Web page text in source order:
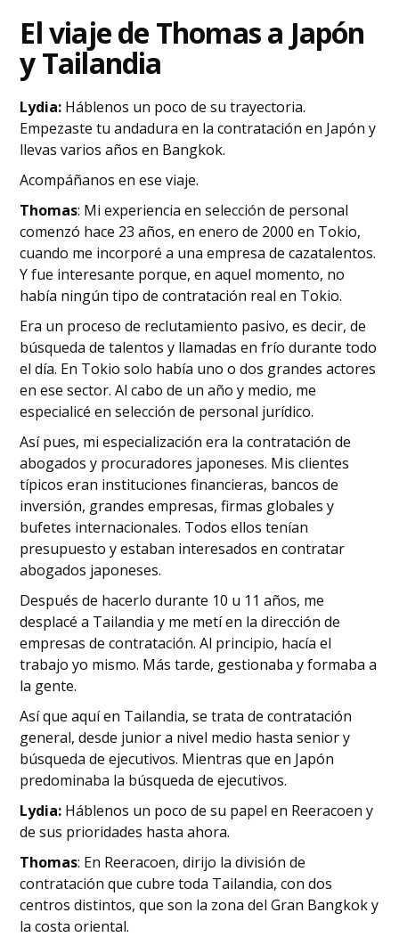
El viaje de Thomas a Japón
y Tailandia
Lydia: Háblenos un poco de su trayectoria.
Empezaste tu andadura en la contratación en Japón y
llevas varios años en Bangkok.
Acompáñanos en ese viaje.
Thomas: Mi experiencia en selección de personal
comenzó hace 23 años, en enero de 2000 en Tokio,
cuando me incorporé a una empresa de cazatalentos.
Y fue interesante porque, en aquel momento, no
había ningún tipo de contratación real en Tokio.
Era un proceso de reclutamiento pasivo, es decir, de
búsqueda de talentos y llamadas en frío durante todo
el día. En Tokio solo había uno o dos grandes actores
en ese sector. Al cabo de un año y medio, me
especialicé en selección de personal jurídico.
Así pues, mi especialización era la contratación de
abogados y procuradores japoneses. Mis clientes
típicos eran instituciones financieras, bancos de
inversión, grandes empresas, firmas globales y
bufetes internacionales. Todos ellos tenían
presupuesto y estaban interesados en contratar
abogados japoneses.
Después de hacerlo durante 10 u 11 años, me
desplacé a Tailandia y me metí en la dirección de
empresas de contratación. Al principio, hacía el
trabajo yo mismo. Más tarde, gestionaba y formaba a
la gente.
Así que aquí en Tailandia, se trata de contratación
general, desde junior a nivel medio hasta senior y
búsqueda de ejecutivos. Mientras que en Japón
predominaba la búsqueda de ejecutivos.
Lydia: Háblenos un poco de su papel en Reeracoen y
de sus prioridades hasta ahora.
Thomas: En Reeracoen, dirijo la división de
contratación que cubre toda Tailandia, con dos
centros distintos, que son la zona del Gran Bangkok y
la costa oriental.